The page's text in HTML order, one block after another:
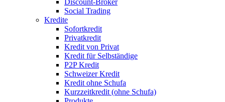
Discount-Broker
Social Trading
Kredite
Sofortkredit
Privatkredit
Kredit von Privat
Kredit für Selbständige
P2P Kredit
Schweizer Kredit
Kredit ohne Schufa
Kurzzeitkredit (ohne Schufa)